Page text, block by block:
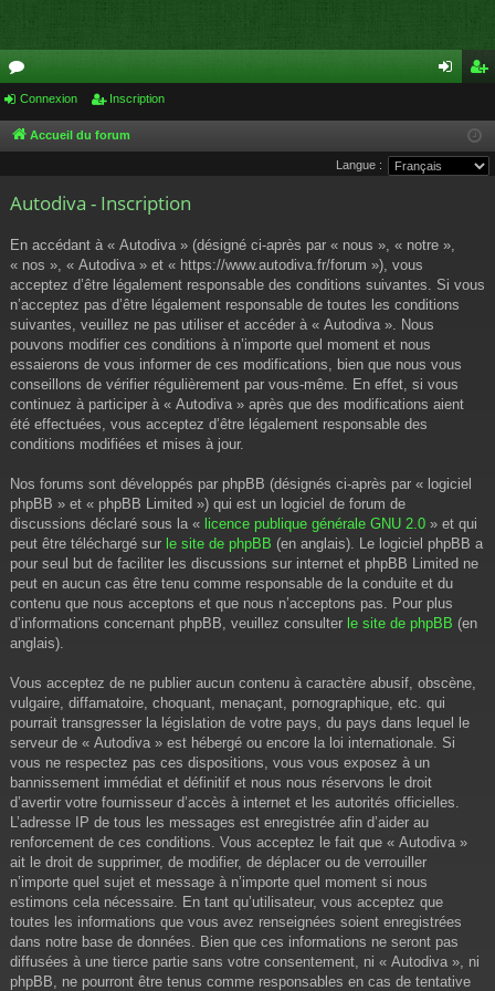
or
u
s
cri
pti
Connexion Inscription
Accueil du forum
Langue :
Autodiva - Inscription
En accédant à « Autodiva » (désigné ci-après par « nous », « notre »,
« nos », « Autodiva » et « https://www.autodiva.fr/forum »), vous
acceptez d’être légalement responsable des conditions suivantes. Si vous
n’acceptez pas d’être légalement responsable de toutes les conditions
suivantes, veuillez ne pas utiliser et accéder à « Autodiva ». Nous
pouvons modifier ces conditions à n’importe quel moment et nous
essaierons de vous informer de ces modifications, bien que nous vous
conseillons de vérifier régulièrement par vous-même. En effet, si vous
continuez à participer à « Autodiva » après que des modifications aient
été effectuées, vous acceptez d’être légalement responsable des
conditions modifiées et mises à jour.
Nos forums sont développés par phpBB (désignés ci-après par « logiciel
phpBB » et « phpBB Limited ») qui est un logiciel de forum de
discussions déclaré sous la « licence publique générale GNU 2.0 » et qui
peut être téléchargé sur le site de phpBB (en anglais). Le logiciel phpBB a
pour seul but de faciliter les discussions sur internet et phpBB Limited ne
peut en aucun cas être tenu comme responsable de la conduite et du
contenu que nous acceptons et que nous n’acceptons pas. Pour plus
d’informations concernant phpBB, veuillez consulter le site de phpBB (en
anglais).
Vous acceptez de ne publier aucun contenu à caractère abusif, obscène,
vulgaire, diffamatoire, choquant, menaçant, pornographique, etc. qui
pourrait transgresser la législation de votre pays, du pays dans lequel le
serveur de « Autodiva » est hébergé ou encore la loi internationale. Si
vous ne respectez pas ces dispositions, vous vous exposez à un
bannissement immédiat et définitif et nous nous réservons le droit
d’avertir votre fournisseur d’accès à internet et les autorités officielles.
L’adresse IP de tous les messages est enregistrée afin d’aider au
renforcement de ces conditions. Vous acceptez le fait que « Autodiva »
ait le droit de supprimer, de modifier, de déplacer ou de verrouiller
n’importe quel sujet et message à n’importe quel moment si nous
estimons cela nécessaire. En tant qu’utilisateur, vous acceptez que
toutes les informations que vous avez renseignées soient enregistrées
dans notre base de données. Bien que ces informations ne seront pas
diffusées à une tierce partie sans votre consentement, ni « Autodiva », ni
phpBB, ne pourront être tenus comme responsables en cas de tentative